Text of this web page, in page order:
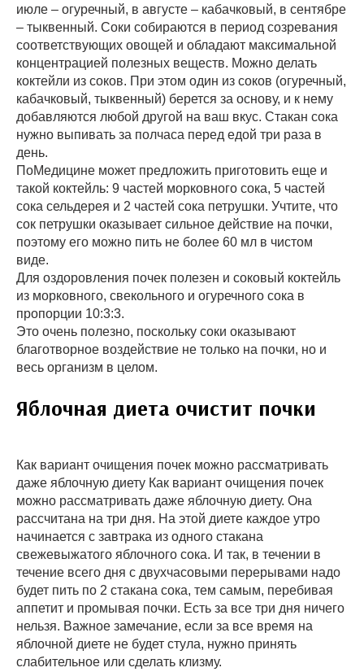
июле – огуречный, в августе – кабачковый, в сентябре
– тыквенный. Соки собираются в период созревания
соответствующих овощей и обладают максимальной
концентрацией полезных веществ. Можно делать
коктейли из соков. При этом один из соков (огуречный,
кабачковый, тыквенный) берется за основу, и к нему
добавляются любой другой на ваш вкус. Стакан сока
нужно выпивать за полчаса перед едой три раза в
день.
ПоМедицине может предложить приготовить еще и
такой коктейль: 9 частей морковного сока, 5 частей
сока сельдерея и 2 частей сока петрушки. Учтите, что
сок петрушки оказывает сильное действие на почки,
поэтому его можно пить не более 60 мл в чистом
виде.
Для оздоровления почек полезен и соковый коктейль
из морковного, свекольного и огуречного сока в
пропорции 10:3:3.
Это очень полезно, поскольку соки оказывают
благотворное воздействие не только на почки, но и
весь организм в целом.
Яблочная диета очистит почки
Как вариант очищения почек можно рассматривать
даже яблочную диету Как вариант очищения почек
можно рассматривать даже яблочную диету. Она
рассчитана на три дня. На этой диете каждое утро
начинается с завтрака из одного стакана
свежевыжатого яблочного сока. И так, в течении в
течение всего дня с двухчасовыми перерывами надо
будет пить по 2 стакана сока, тем самым, перебивая
аппетит и промывая почки. Есть за все три дня ничего
нельзя. Важное замечание, если за все время на
яблочной диете не будет стула, нужно принять
слабительное или сделать клизму.